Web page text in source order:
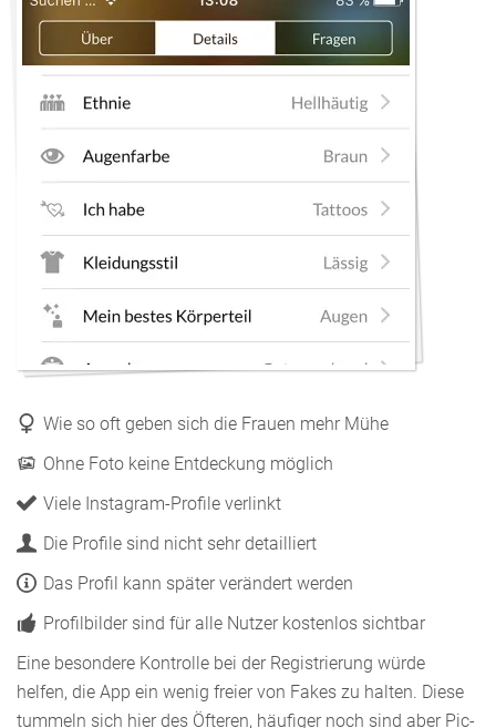
Wie so oft geben sich die Frauen mehr Mühe
Ohne Foto keine Entdeckung möglich
Viele Instagram-Profile verlinkt
Die Profile sind nicht sehr detailliert
Das Profil kann später verändert werden
Profilbilder sind für alle Nutzer kostenlos sichtbar
Eine besondere Kontrolle bei der Registrierung würde
helfen, die App ein wenig freier von Fakes zu halten. Diese
tummeln sich hier des Öfteren, häufiger noch sind aber Pic-